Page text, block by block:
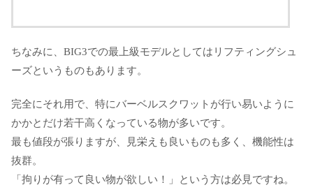
ちなみに、BIG3での最上級モデルとしてはリフティングシュ
ーズというものもあります。
完全にそれ用で、特にバーベルスクワットが行い易いように
かかとだけ若干高くなっている物が多いです。
最も値段が張りますが、見栄えも良いものも多く、機能性は
抜群。
「拘りが有って良い物が欲しい！」という方は必見ですね。